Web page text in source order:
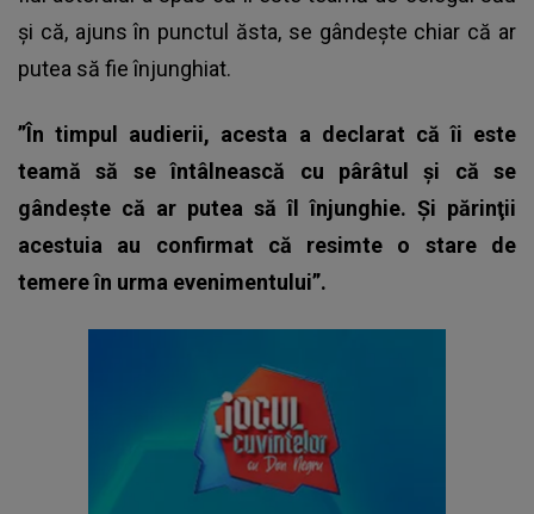
și că, ajuns în punctul ăsta, se gândește chiar că ar
putea să fie înjunghiat.
”În timpul audierii, acesta a declarat că îi este
teamă să se întâlnească cu pârâtul şi că se
gândeşte că ar putea să îl înjunghie. Şi părinţii
acestuia au confirmat că resimte o stare de
temere în urma evenimentului”.